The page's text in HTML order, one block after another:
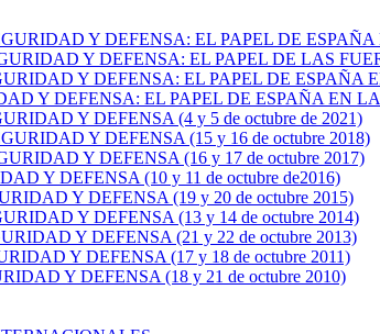
Y DEFENSA: EL PAPEL DE
Y DEFENSA: EL PAPEL DE LAS
Y DEFENSA: EL PAPEL DE
Y DEFENSA: EL PAPEL DE ESPAÑA EN
Y DEFENSA (4 y 5 de octubre de 2021)
Y DEFENSA (15 y 16 de octubre 2018)
Y DEFENSA (16 y 17 de octubre 2017)
Y DEFENSA (10 y 11 de octubre de2016)
Y DEFENSA (19 y 20 de octubre 2015)
Y DEFENSA (13 y 14 de octubre 2014)
Y DEFENSA (21 y 22 de octubre 2013)
Y DEFENSA (17 y 18 de octubre 2011)
Y DEFENSA (18 y 21 de octubre 2010)